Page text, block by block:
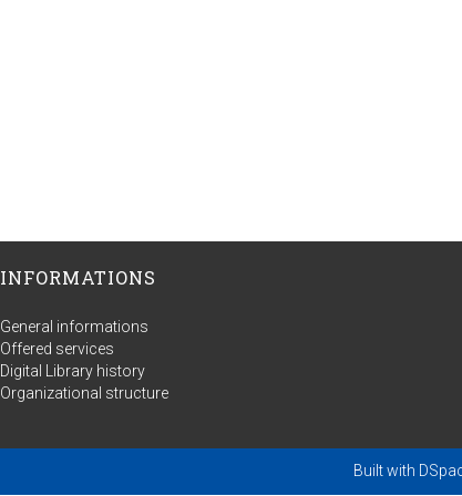
INFORMATIONS
General informations
Offered services
Digital Library history
Organizational structure
Built with